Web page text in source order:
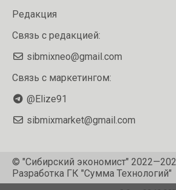
Редакция
Связь с редакцией:
sibmixneo@gmail.com
Связь с маркетингом:
@Elize91
sibmixmarket@gmail.com
© "Сибирский экономист"
Разработка ГК "Сумма Технологий"